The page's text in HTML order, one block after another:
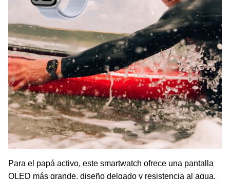
Para el papá activo, este smartwatch ofrece una pantalla
OLED más grande, diseño delgado y resistencia al agua,